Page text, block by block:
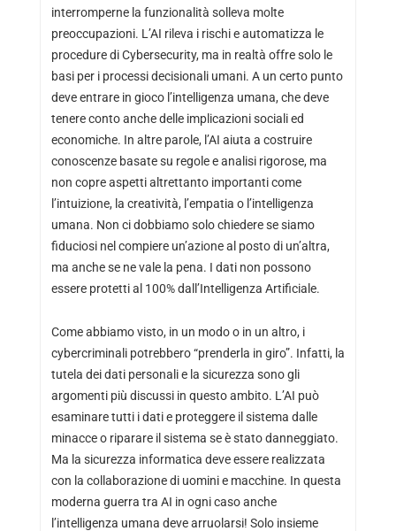
interromperne la funzionalità solleva molte
preoccupazioni. L’AI rileva i rischi e automatizza le
procedure di Cybersecurity, ma in realtà offre solo le
basi per i processi decisionali umani. A un certo punto
deve entrare in gioco l’intelligenza umana, che deve
tenere conto anche delle implicazioni sociali ed
economiche. In altre parole, l’AI aiuta a costruire
conoscenze basate su regole e analisi rigorose, ma
non copre aspetti altrettanto importanti come
l’intuizione, la creatività, l’empatia o l’intelligenza
umana. Non ci dobbiamo solo chiedere se siamo
fiduciosi nel compiere un’azione al posto di un’altra,
ma anche se ne vale la pena. I dati non possono
essere protetti al 100% dall’Intelligenza Artificiale.
Come abbiamo visto, in un modo o in un altro, i
cybercriminali potrebbero “prenderla in giro”. Infatti, la
tutela dei dati personali e la sicurezza sono gli
argomenti più discussi in questo ambito. L’AI può
esaminare tutti i dati e proteggere il sistema dalle
minacce o riparare il sistema se è stato danneggiato.
Ma la sicurezza informatica deve essere realizzata
con la collaborazione di uomini e macchine. In questa
moderna guerra tra AI in ogni caso anche
l’intelligenza umana deve arruolarsi! Solo insieme